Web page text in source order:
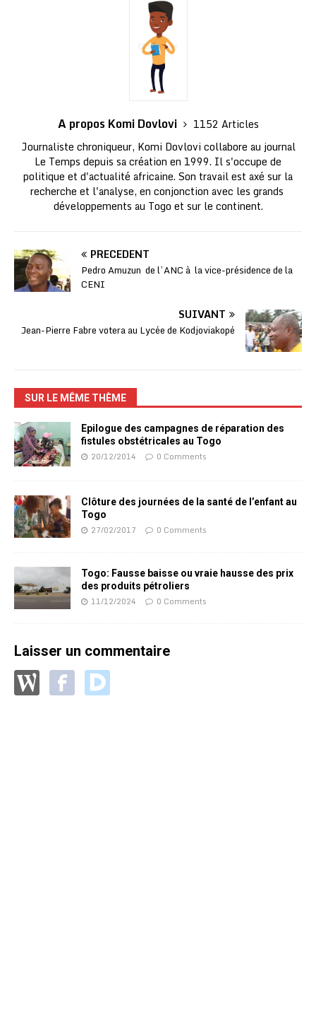
A propos Komi Dovlovi
1152 Articles
Journaliste chroniqueur, Komi Dovlovi collabore au journal
Le Temps depuis sa création en 1999. Il s'occupe de
politique et d'actualité africaine. Son travail est axé sur la
recherche et l'analyse, en conjonction avec les grands
développements au Togo et sur le continent.
PRÉCÉDENT
Pedro Amuzun de l’ANC à la vice-présidence de la
CENI
SUIVANT
Jean-Pierre Fabre votera au Lycée de Kodjoviakopé
SUR LE MÊME THÈME
Epilogue des campagnes de réparation des
fistules obstétricales au Togo
20/12/2014 0 Comments
Clôture des journées de la santé de l’enfant au
Togo
27/02/2017 0 Comments
Togo: Fausse baisse ou vraie hausse des prix
des produits pétroliers
11/12/2024 0 Comments
Laisser un commentaire